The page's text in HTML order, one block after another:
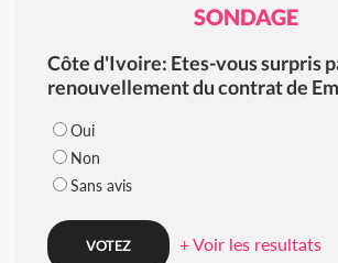
SONDAGE
Côte d'Ivoire: Etes-vous surpris
renouvellement du contrat de
Oui
Non
Sans avis
+ Voir les resultats